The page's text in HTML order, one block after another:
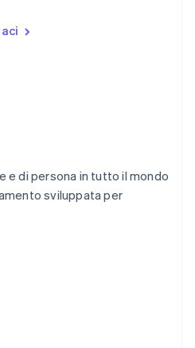
e di persona in tutto il mondo
sviluppata per